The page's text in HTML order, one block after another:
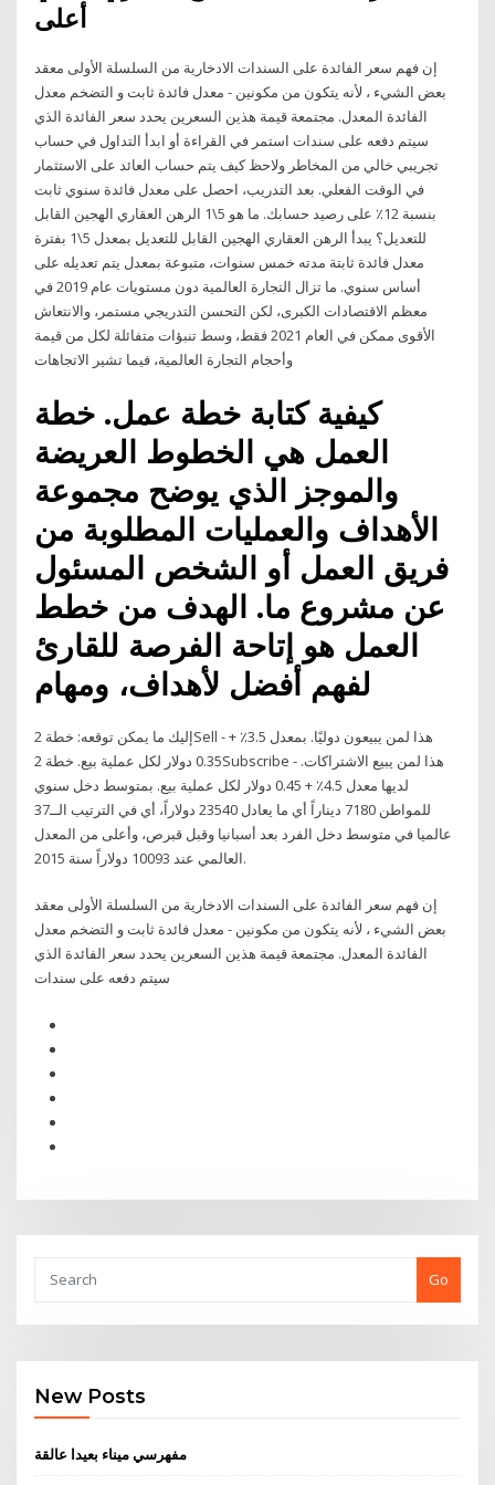
أعلى
إن فهم سعر الفائدة على السندات الادخارية من السلسلة الأولى معقد
بعض الشيء ، لأنه يتكون من مكونين - معدل فائدة ثابت و التضخم معدل
الفائدة المعدل. مجتمعة قيمة هذين السعرين يحدد سعر الفائدة الذي
سيتم دفعه على سندات استمر في القراءة أو ابدأ التداول في حساب
تجريبي خالي من المخاطر ولاحظ كيف يتم حساب العائد على الاستثمار
في الوقت الفعلي. بعد التدريب، احصل على معدل فائدة سنوي ثابت
بنسبة 12٪ على رصيد حسابك. ما هو 5\1 الرهن العقاري الهجين القابل
للتعديل؟ يبدأ الرهن العقاري الهجين القابل للتعديل بمعدل 5\1 بفترة
معدل فائدة ثابتة مدته خمس سنوات، متبوعة بمعدل يتم تعديله على
أساس سنوي. ما تزال التجارة العالمية دون مستويات عام 2019 في
معظم الاقتصادات الكبرى، لكن التحسن التدريجي مستمر، والانتعاش
الأقوى ممكن في العام 2021 فقط، وسط تنبؤات متفائلة لكل من قيمة
وأحجام التجارة العالمية، فيما تشير الاتجاهات
كيفية كتابة خطة عمل. خطة
العمل هي الخطوط العريضة
والموجز الذي يوضح مجموعة
الأهداف والعمليات المطلوبة من
فريق العمل أو الشخص المسئول
عن مشروع ما. الهدف من خطط
العمل هو إتاحة الفرصة للقارئ
لفهم أفضل لأهداف، ومهام
إليك ما يمكن توقعه: خطة 2Sell - هذا لمن يبيعون دوليًا. بمعدل 3.5٪ +
0.35 دولار لكل عملية بيع. خطة 2Subscribe - هذا لمن يبيع الاشتراكات.
لديها معدل 4.5٪ + 0.45 دولار لكل عملية بيع. بمتوسط دخل سنوي
للمواطن 7180 ديناراً أي ما يعادل 23540 دولاراً، أي في الترتيب الــ37
عالميا في متوسط دخل الفرد بعد أسبانيا وقبل قبرص، وأعلى من المعدل
العالمي عند 10093 دولاراً سنة 2015.
إن فهم سعر الفائدة على السندات الادخارية من السلسلة الأولى معقد
بعض الشيء ، لأنه يتكون من مكونين - معدل فائدة ثابت و التضخم معدل
الفائدة المعدل. مجتمعة قيمة هذين السعرين يحدد سعر الفائدة الذي
سيتم دفعه على سندات
Go
New Posts
مفهرسي ميناء بعيدا عالقة